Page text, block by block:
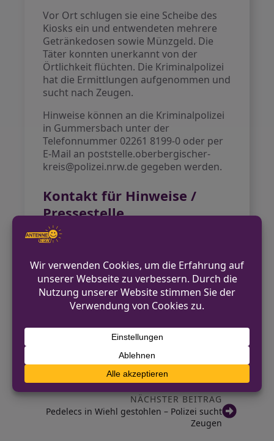
Vor Ort schlugen sie eine Scheibe des
Kiosks ein und entwendeten mehrere
Getränkedosen sowie Münzgeld. Die
Täter konnten unerkannt von der
Örtlichkeit flüchten. Die Kriminalpolizei
hat die Ermittlungen aufgenommen und
sucht nach Zeugen.
Hinweise können an die Kriminalpolizei
in Gummersbach unter der
Telefonnummer 02261 8199-0 oder per
E-Mail an poststelle.oberbergischer-
kreis@polizei.nrw.de gegeben werden.
Kontakt für Hinweise /
Pressestelle
Kreispolizeibehörde Oberbergischer
02261 8199-0
poststelle.oberbergischer-
kreis@polizei.nrw.de
https://oberbergischer-
VORHERIGER BEITRAG
Pedelec-Diebstahl in Ründeroth:
Unbekannter entkommt mit Fahrrad
NÄCHSTER BEITRAG
Pedelecs in Wiehl gestohlen – Polizei sucht
Zeugen